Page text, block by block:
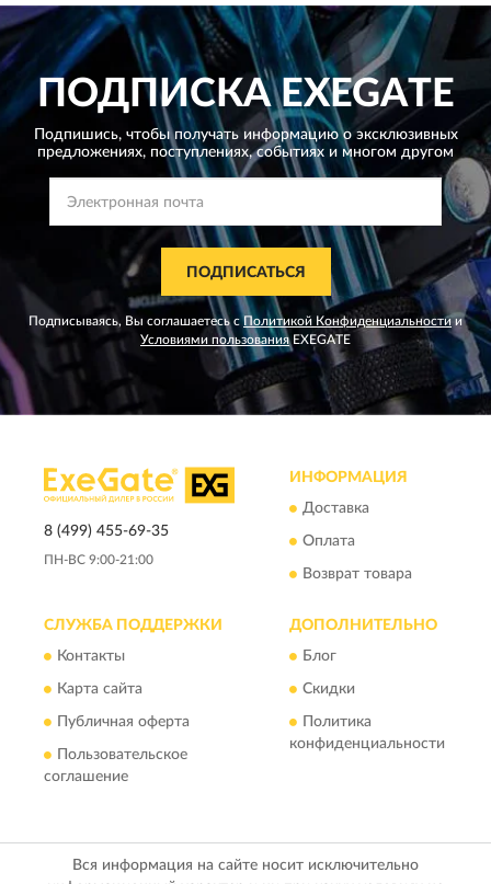
ПОДПИСКАEXEGATE
Подпишись, чтобы получать информацию о эксклюзивных
предложениях, поступлениях, событиях и многом другом
ПОДПИСАТЬСЯ
Подписываясь, Вы соглашаетесь сПолитикой Конфиденциальности и
Условиями пользованияEXEGATE
8 (499) 455-69-35
ПН-ВС 9:00-21:00
ИНФОРМАЦИЯ
Доставка
Оплата
Возврат товара
СЛУЖБА ПОДДЕРЖКИ
Контакты
Карта сайта
Публичная оферта
Пользовательское
соглашение
ДОПОЛНИТЕЛЬНО
Блог
Скидки
Политика
конфиденциальности
Вся информация на сайте носит исключительно